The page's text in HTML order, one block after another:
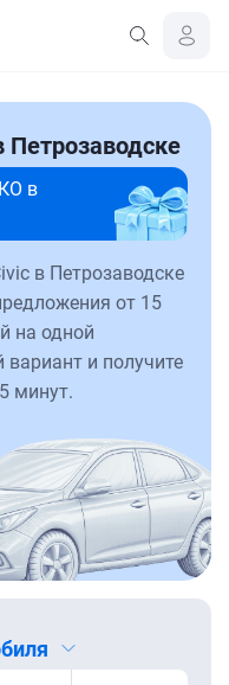
в
в Петрозаводске
от 15
на одной
и получите
минут.